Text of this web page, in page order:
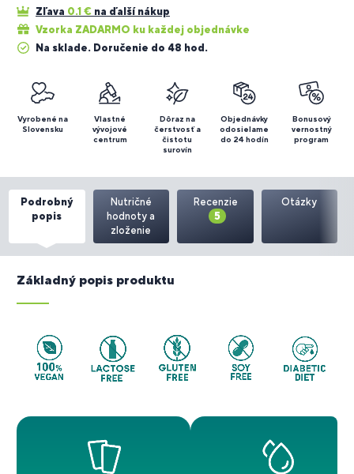
Zľava 0.1 € na ďalší nákup
Vzorka ZADARMO ku každej objednávke
Na sklade. Doručenie do 48 hod.
Vyrobené na
Slovensku
Vlastné
vývojové
centrum
Dôraz na
čerstvosť a
čistotu
surovín
Objednávky
odosielame
do 24 hodín
Bonusový
vernostný
program
Podrobný
popis
Nutričné
hodnoty a
zloženie
Recenzie
5
Otázky
Základný popis produktu